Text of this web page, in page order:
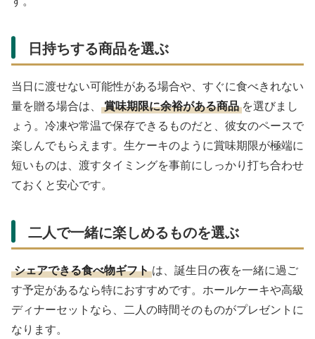
日持ちする商品を選ぶ
当日に渡せない可能性がある場合や、すぐに食べきれない
量を贈る場合は、
賞味期限に余裕がある商品 を選びまし
ょう。冷凍や常温で保存できるものだと、彼女のペースで
楽しんでもらえます。生ケーキのように賞味期限が極端に
短いものは、渡すタイミングを事前にしっかり打ち合わせ
ておくと安心です。
二人で一緒に楽しめるものを選ぶ
シェアできる食べ物ギフト は、誕生日の夜を一緒に過ご
す予定があるなら特におすすめです。ホールケーキや高級
ディナーセットなら、二人の時間そのものがプレゼントに
なります。